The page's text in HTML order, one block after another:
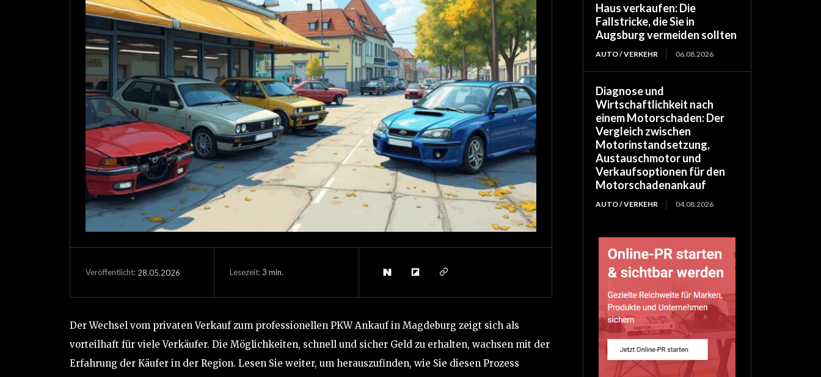
Veröffentlicht: 28.05.2026 Lesezeit:3 min.
Der Wechsel vom privaten Verkauf zum professionellen PKW Ankauf in Magdeburg zeigt sich als
vorteilhaft für viele Verkäufer. Die Möglichkeiten, schnell und sicher Geld zu erhalten, wachsen mit der
Erfahrung der Käufer in der Region. Lesen Sie weiter, um herauszufinden, wie Sie diesen Prozess
Haus verkaufen: Die
Fallstricke, die Sie in
Augsburg vermeiden sollten
AUTO / VERKEHR 06.08.2026
Diagnose und
Wirtschaftlichkeit nach
einem Motorschaden: Der
Vergleich zwischen
Motorinstandsetzung,
Austauschmotor und
Verkaufsoptionen für den
Motorschadenankauf
AUTO / VERKEHR 04.08.2026